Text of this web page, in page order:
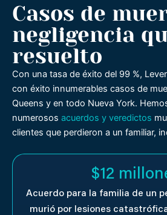
Casos de
negligencia
resuelto
Con una tasa de éxito del 99 %,
con éxito innumerables casos de
Queens y en todo Nueva York.
numerosos acuerdos y veredictos
clientes que perdieron a un familiar,
$12
Acuerdo para la familia de un
murió por lesiones